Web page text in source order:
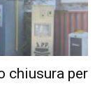
chiusura per